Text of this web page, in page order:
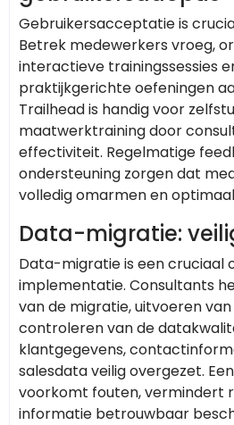
Gebruikersacceptatie is
Betrek medewerkers vroeg,
interactieve trainingssessies
praktijkgerichte oefeningen
Trailhead is handig voor
maatwerktraining door
effectiviteit. Regelmatige
ondersteuning zorgen dat
volledig omarmen en
Data-migratie:
Data-migratie is een cruciaal
implementatie. Consultants
van de migratie, uitvoeren
controleren van de
klantgegevens,
salesdata veilig overgezet.
voorkomt fouten, vermindert
informatie betrouwbaar